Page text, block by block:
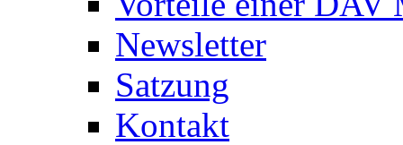
Newsletter
Satzung
Kontakt